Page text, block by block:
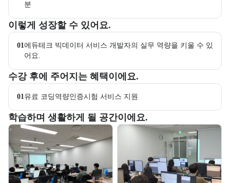
분
이렇게 성장할 수 있어요.
이 교육과정에서 성취할 수 있는 목표를 항목으로 안내한다. 더보기
01에듀테크 빅데이터 서비스 개발자의 실무 역량을 키울 수 있
어요.
수강 후에 주어지는 혜택이에요.
교육과정 수강 시 제공되는 혜택 목록을 안내한다.
01유료 코딩역량인증시험 서비스 지원
학습하며 생활하게 될 공간이에요.
부트캠프 교육 환경 사진을 목록으로 보여준다.
교육 환경 사진 목록